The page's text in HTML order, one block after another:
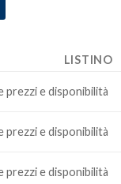
LISTINO
prezzi e disponibilità
prezzi e disponibilità
prezzi e disponibilità